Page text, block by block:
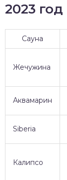
2023 год
Сауна
Жечужина
Аквамарин
Siberia
Калипсо